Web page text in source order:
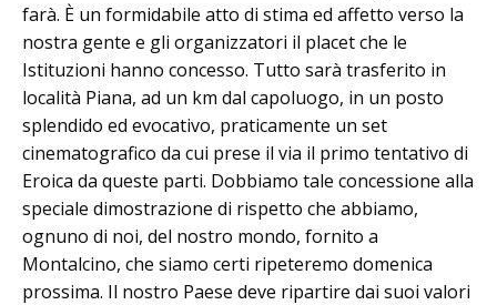
farà. È un formidabile atto di stima ed affetto verso la
nostra gente e gli organizzatori il placet che le
Istituzioni hanno concesso. Tutto sarà trasferito in
località Piana, ad un km dal capoluogo, in un posto
splendido ed evocativo, praticamente un set
cinematografico da cui prese il via il primo tentativo di
Eroica da queste parti. Dobbiamo tale concessione alla
speciale dimostrazione di rispetto che abbiamo,
ognuno di noi, del nostro mondo, fornito a
Montalcino, che siamo certi ripeteremo domenica
prossima. Il nostro Paese deve ripartire dai suoi valori